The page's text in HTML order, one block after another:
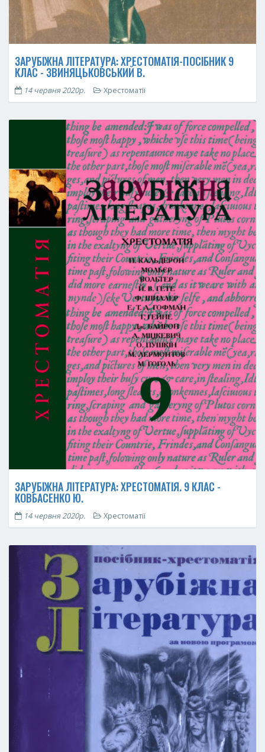
ЗАРУБІЖНА ЛІТЕРАТУРА: ХРЕСТОМАТІЯ-ПОСІБНИК 9
КЛАС - ЗВИНЯЦЬКОВСЬКИЙ В.
14 червня 2020р. Хрестоматії
ЗАРУБІЖНА ЛІТЕРАТУРА: ХРЕСТОМАТІЯ. 9 КЛАС -
КОВБАСЕНКО Ю.
14 червня 2020р. Хрестоматії